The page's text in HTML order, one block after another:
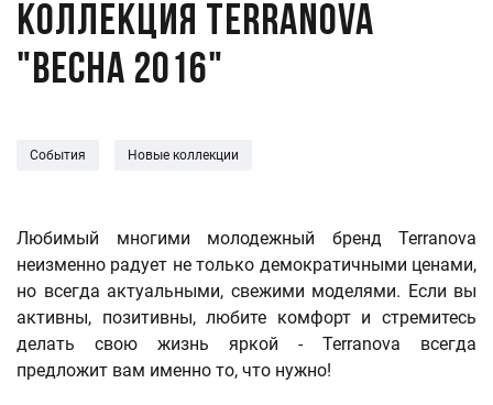
Коллекция Terranova
"Весна 2016"
События Новые коллекции
Любимый многими молодежный бренд Terranova
неизменно радует не только демократичными ценами,
но всегда актуальными, свежими моделями. Если вы
активны, позитивны, любите комфорт и стремитесь
делать свою жизнь яркой - Terranova всегда
предложит вам именно то, что нужно!